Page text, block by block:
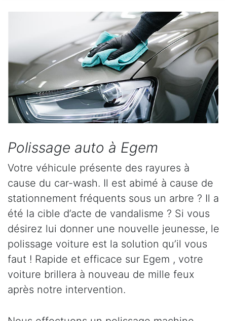
Polissage auto à Egem
Votre véhicule présente des rayures à
cause du car-wash. Il est abimé à cause de
stationnement fréquents sous un arbre ? Il a
été la cible d’acte de vandalisme ? Si vous
désirez lui donner une nouvelle jeunesse, le
polissage voiture est la solution qu’il vous
faut ! Rapide et efficace sur Egem , votre
voiture brillera à nouveau de mille feux
après notre intervention.